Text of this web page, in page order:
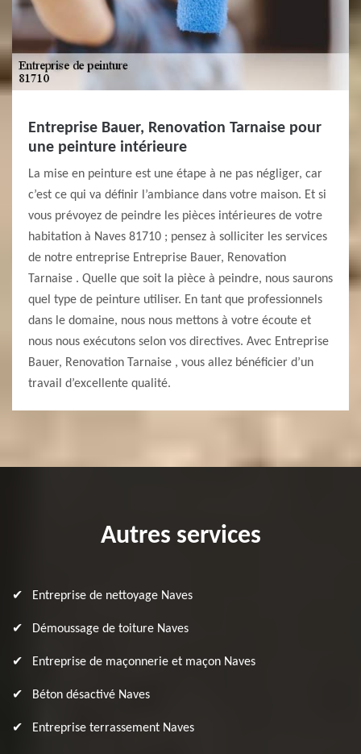
Entreprise Bauer, Renovation Tarnaise pour
une peinture intérieure
La mise en peinture est une étape à ne pas négliger, car
c’est ce qui va définir l’ambiance dans votre maison. Et si
vous prévoyez de peindre les pièces intérieures de votre
habitation à Naves 81710 ; pensez à solliciter les services
de notre entreprise Entreprise Bauer, Renovation
Tarnaise . Quelle que soit la pièce à peindre, nous saurons
quel type de peinture utiliser. En tant que professionnels
dans le domaine, nous nous mettons à votre écoute et
nous nous exécutons selon vos directives. Avec Entreprise
Bauer, Renovation Tarnaise , vous allez bénéficier d’un
travail d’excellente qualité.
Autres services
Entreprise de nettoyage Naves
Démoussage de toiture Naves
Entreprise de maçonnerie et maçon Naves
Béton désactivé Naves
Entreprise terrassement Naves